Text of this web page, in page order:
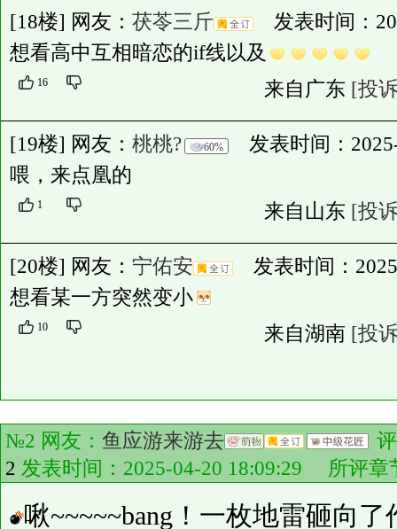
[18楼] 网友： 茯苓三斤
发表时间：
想看高中互相暗恋的if线以及
16 来自广东 [投
[19楼] 网友： 桃桃? 60%
发表时间：
喂，来点凰的
1 来自山东 [投
[20楼] 网友： 宁佑安
发表时间：
想看某一方突然变小
10 来自湖南 [投
№2 网友： 鱼应游来游去
2 发表时间：2025-04-20 18:09:29 所评章
啾~~~~~bang！一枚地雷砸向